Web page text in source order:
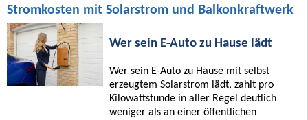
Stromkosten mit Solarstrom und Balkonkraftwerk
Wer sein E-Auto zu Hause lädt
Wer sein E-Auto zu Hause mit selbst
erzeugtem Solarstrom lädt, zahlt pro
Kilowattstunde in aller Regel deutlich
weniger als an einer öffentlichen